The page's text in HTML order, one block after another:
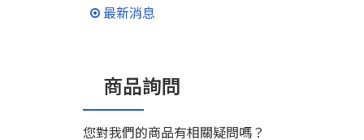
最新消息
商品詢問
您對我們的商品有相關疑問嗎？